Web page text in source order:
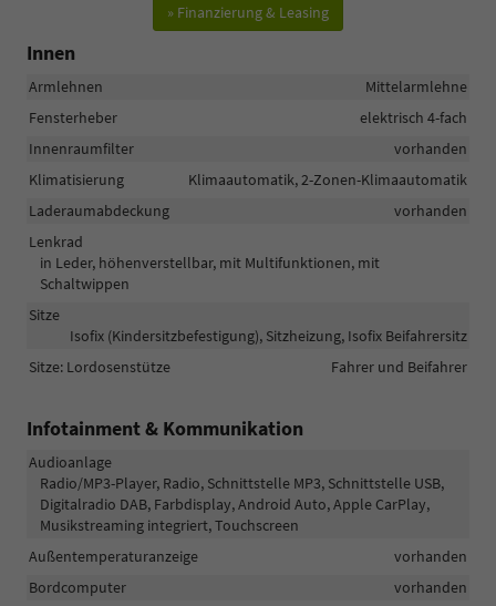
» Finanzierung & Leasing
Innen
Armlehnen
Mittelarmlehne
Fensterheber
elektrisch 4-fach
Innenraumfilter
vorhanden
Klimatisierung
Klimaautomatik, 2-Zonen-Klimaautomatik
Laderaumabdeckung
vorhanden
Lenkrad
in Leder, höhenverstellbar, mit Multifunktionen, mit
Schaltwippen
Sitze
Isofix (Kindersitzbefestigung), Sitzheizung, Isofix Beifahrersitz
Sitze: Lordosenstütze
Fahrer und Beifahrer
Infotainment & Kommunikation
Audioanlage
Radio/MP3-Player, Radio, Schnittstelle MP3, Schnittstelle USB,
Digitalradio DAB, Farbdisplay, Android Auto, Apple CarPlay,
Musikstreaming integriert, Touchscreen
Außentemperaturanzeige
vorhanden
Bordcomputer
vorhanden